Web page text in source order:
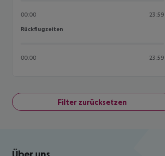
00:00 23:59
Rückflugzeiten
Rückflugzeiten
00:00 23:59
Filter zurücksetzen